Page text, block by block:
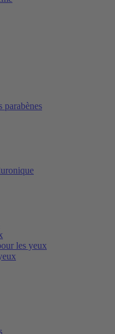
parabènes
les yeux